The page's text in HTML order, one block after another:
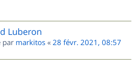
Luberon
par markitos « 28 févr. 2021, 08:57